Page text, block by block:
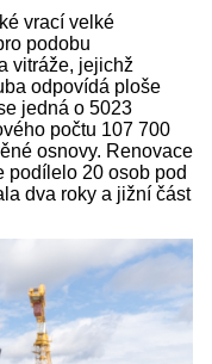
vrací velké
podobu
vitráže, jejichž
odpovídá ploše
jedná o 5023
počtu 107 700
osnovy. Renovace
podílelo 20 osob pod
dva roky a jižní část